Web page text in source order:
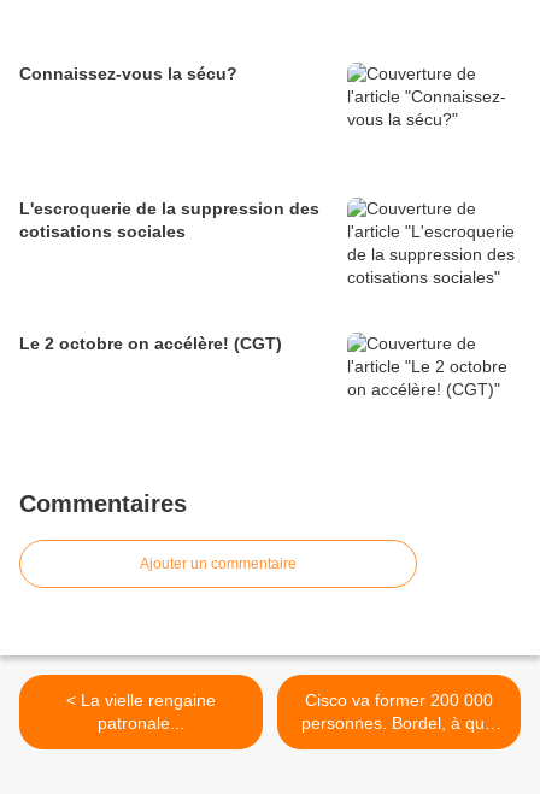
Connaissez-vous la sécu?
L'escroquerie de la suppression des
cotisations sociales
Le 2 octobre on accélère! (CGT)
Commentaires
Ajouter un commentaire
< La vielle rengaine
patronale...
Cisco va former 200 000
personnes. Bordel, à quoi
sert la fac ? >